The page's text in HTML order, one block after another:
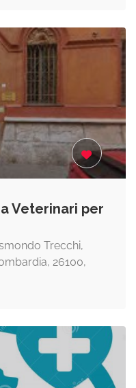
Veterinari per
Trecchi,
26100,